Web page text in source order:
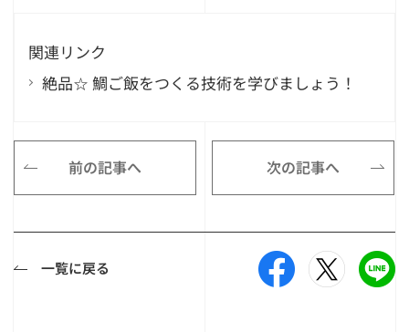
関連リンク
絶品☆ 鯛ご飯をつくる技術を学びましょう！
前の記事へ 次の記事へ
一覧に戻る